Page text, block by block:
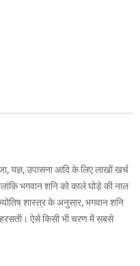
यज्ञ, उपासना आदि के लिए लाखों खर्च
भगवान शनि को काले घोड़े की नाल
शास्त्र के अनुसार, भगवान शनि
ऐसे किसी भी चरण में सबसे